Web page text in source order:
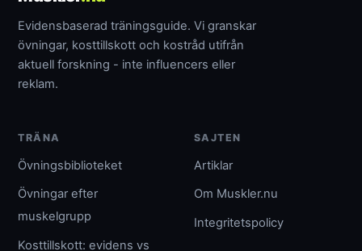
Evidensbaserad träningsguide. Vi granskar
övningar, kosttillskott och kostråd utifrån
aktuell forskning - inte influencers eller
reklam.
TRÄNA
Övningsbiblioteket
Övningar efter
muskelgrupp
Kosttillskott: evidens vs
SAJTEN
Artiklar
Om Muskler.nu
Integritetspolicy